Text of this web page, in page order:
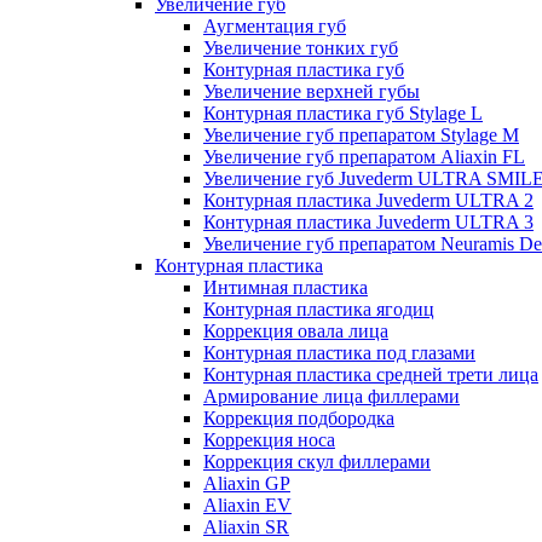
Увеличение губ
Аугментация губ
Увеличение тонких губ
Контурная пластика губ
Увеличение верхней губы
Контурная пластика губ Stylage L
Увеличение губ препаратом Stylage M
Увеличение губ препаратом Aliaxin FL
Увеличение губ Juvederm ULTRA
Контурная пластика Juvederm ULTRA 2
Контурная пластика Juvederm ULTRA 3
Увеличение губ препаратом Neuramis
Контурная пластика
Интимная пластика
Контурная пластика ягодиц
Коррекция овала лица
Контурная пластика под глазами
Контурная пластика средней трети лица
Армирование лица филлерами
Коррекция подбородка
Коррекция носа
Коррекция скул филлерами
Aliaxin GP
Aliaxin EV
Aliaxin SR